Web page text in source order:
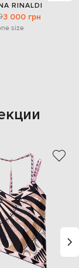
RINALDI
3 000 грн
size